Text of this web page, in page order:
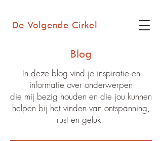
De Volgende Cirkel
Blog
In deze blog vind je inspiratie en
informatie over onderwerpen
die mij bezig houden en die jou kunnen
helpen bij het vinden van ontspanning,
rust en geluk.